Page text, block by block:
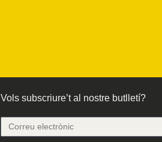
Vols subscriure’t al nostre butlletí?